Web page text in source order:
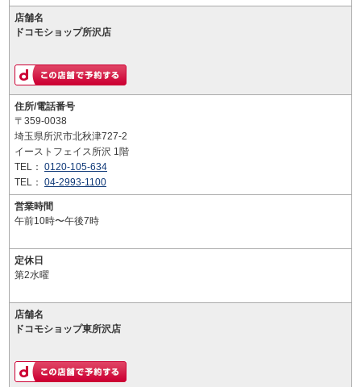
店舗名
ドコモショップ所沢店
住所/電話番号
〒359-0038
埼玉県所沢市北秋津727-2
イーストフェイス所沢 1階
TEL： 0120-105-634
TEL： 04-2993-1100
営業時間
午前10時〜午後7時
定休日
第2水曜
店舗名
ドコモショップ東所沢店